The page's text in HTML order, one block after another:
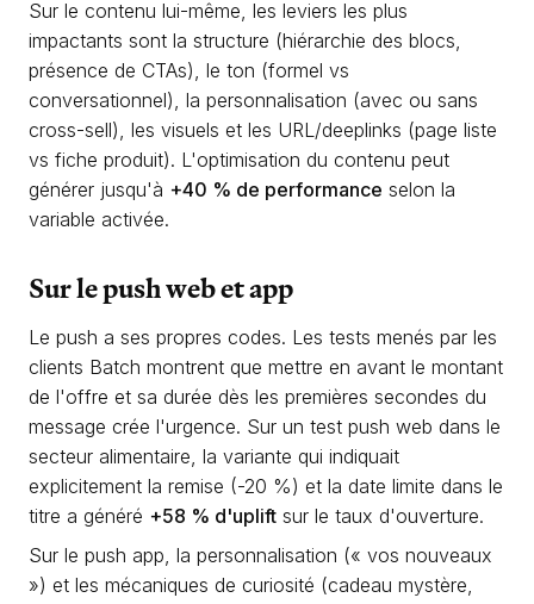
Sur le contenu lui-même, les leviers les plus
impactants sont la structure (hiérarchie des blocs,
présence de CTAs), le ton (formel vs
conversationnel), la personnalisation (avec ou sans
cross-sell), les visuels et les URL/deeplinks (page liste
vs fiche produit). L'optimisation du contenu peut
générer jusqu'à +40 % de performance selon la
variable activée.
Sur le push web et app
Le push a ses propres codes. Les tests menés par les
clients Batch montrent que mettre en avant le montant
de l'offre et sa durée dès les premières secondes du
message crée l'urgence. Sur un test push web dans le
secteur alimentaire, la variante qui indiquait
explicitement la remise (-20 %) et la date limite dans le
titre a généré +58 % d'uplift sur le taux d'ouverture.
Sur le push app, la personnalisation (« vos nouveaux
») et les mécaniques de curiosité (cadeau mystère,